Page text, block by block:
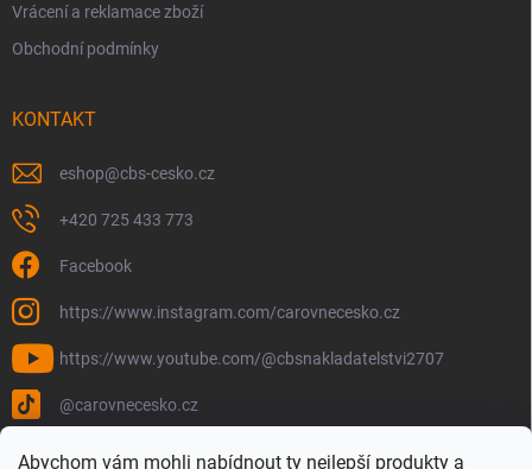
Abychom vám mohli nabídnout ty nejlepší produkty a
Vrácení a reklamace zboží
Obchodní podmínky
KONTAKT
eshop@cbs-cesko.cz
+420 725 433 773
Facebook
https://www.instagram.com/carovnecesko.cz
https://www.youtube.com/@cbsnakladatelstvi2707
@carovnecesko.cz